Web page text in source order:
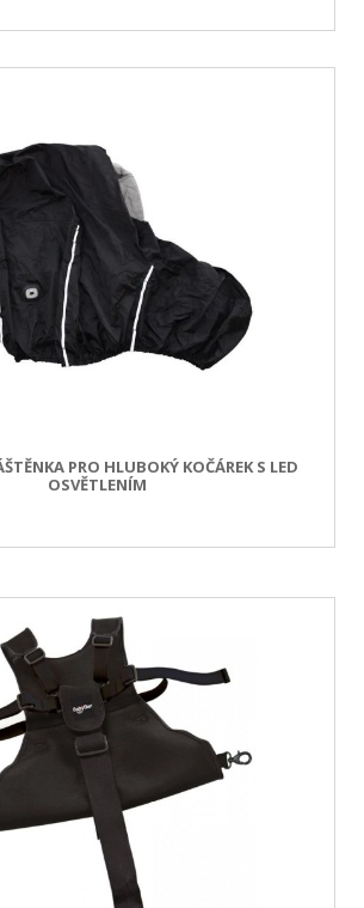
PRO HLUBOKÝ KOČÁREK S LED
OSVĚTLENÍM